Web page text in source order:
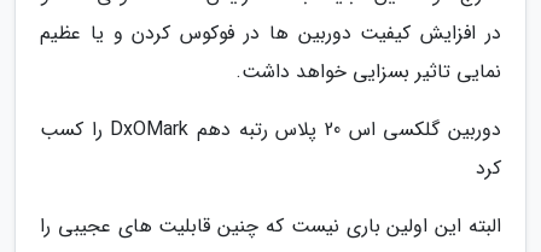
در افزایش کیفیت دوربین ها در فوکوس کردن و یا عظیم
نمایی تاثیر بسزایی خواهد داشت.
دوربین گلکسی اس 20 پلاس رتبه دهم DxOMark را کسب
کرد
البته این اولین باری نیست که چنین قابلیت های عجیبی را